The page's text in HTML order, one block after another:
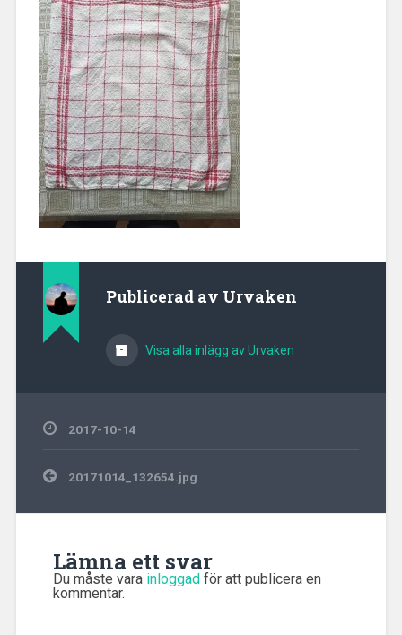
Publicerad av Urvaken
Visa alla inlägg av Urvaken
2017-10-14
Inläggsnavigering
20171014_132654.jpg
Lämna ett svar
Du måste vara inloggad för att publicera en
kommentar.